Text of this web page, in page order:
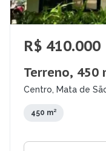
R$ 410.000
Terreno, 450
Centro, Mata de
450 m²